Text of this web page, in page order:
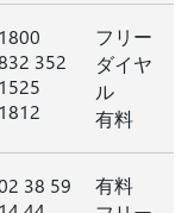
1800
352
1525
1812
フリー
ダイヤ
ル
有料
38 59
有料